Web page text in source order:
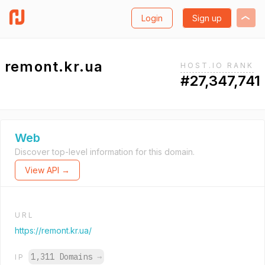
Login Sign up
remont.kr.ua HOST.IO RANK
#27,347,741
Web
Discover top-level information for this domain.
View API →
URL
https://remont.kr.ua/
IP 1,311 Domains →